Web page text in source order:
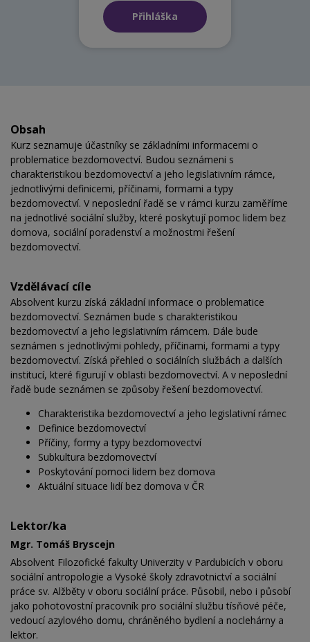
Přihláška
Obsah
Kurz seznamuje účastníky se základními informacemi o
problematice bezdomovectví. Budou seznámeni s
charakteristikou bezdomovectví a jeho legislativním rámce,
jednotlivými definicemi, příčinami, formami a typy
bezdomovectví. V neposlední řadě se v rámci kurzu zaměříme
na jednotlivé sociální služby, které poskytují pomoc lidem bez
domova, sociální poradenství a možnostmi řešení
bezdomovectví.
Vzdělávací cíle
Absolvent kurzu získá základní informace o problematice
bezdomovectví. Seznámen bude s charakteristikou
bezdomovectví a jeho legislativním rámcem. Dále bude
seznámen s jednotlivými pohledy, příčinami, formami a typy
bezdomovectví. Získá přehled o sociálních službách a dalších
institucí, které figurují v oblasti bezdomovectví. A v neposlední
řadě bude seznámen se způsoby řešení bezdomovectví.
Charakteristika bezdomovectví a jeho legislativní rámec
Definice bezdomovectví
Příčiny, formy a typy bezdomovectví
Subkultura bezdomovectví
Poskytování pomoci lidem bez domova
Aktuální situace lidí bez domova v ČR
Lektor/ka
Mgr. Tomáš Bryscejn
Absolvent Filozofické fakulty Univerzity v Pardubicích v oboru
sociální antropologie a Vysoké školy zdravotnictví a sociální
práce sv. Alžběty v oboru sociální práce. Působil, nebo i působí
jako pohotovostní pracovník pro sociální službu tísňové péče,
vedoucí azylového domu, chráněného bydlení a noclehárny a
lektor.